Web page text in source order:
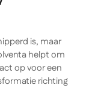
is, maar
helpt om
op voor een
richting